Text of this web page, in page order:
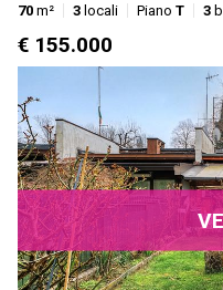
70 m² 3 locali Piano T 3
€ 155.000